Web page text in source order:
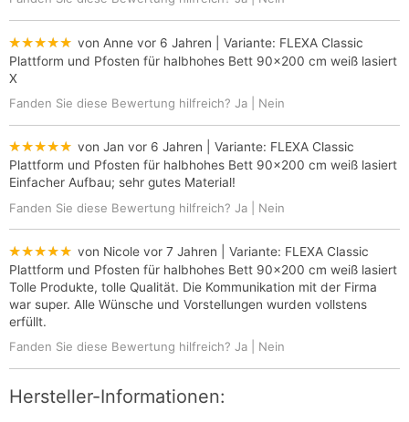
★★★★★ von Anne vor 6 Jahren | Variante: FLEXA Classic
Plattform und Pfosten für halbhohes Bett 90x200 cm weiß lasiert
X
Fanden Sie diese Bewertung hilfreich? Ja Nein
★★★★★ von Jan vor 6 Jahren | Variante: FLEXA Classic
Plattform und Pfosten für halbhohes Bett 90x200 cm weiß lasiert
Einfacher Aufbau; sehr gutes Material!
Fanden Sie diese Bewertung hilfreich? Ja Nein
★★★★★ von Nicole vor 7 Jahren | Variante: FLEXA Classic
Plattform und Pfosten für halbhohes Bett 90x200 cm weiß lasiert
Tolle Produkte, tolle Qualität. Die Kommunikation mit der Firma
war super. Alle Wünsche und Vorstellungen wurden vollstens
erfüllt.
Fanden Sie diese Bewertung hilfreich? Ja Nein
Hersteller-Informationen: